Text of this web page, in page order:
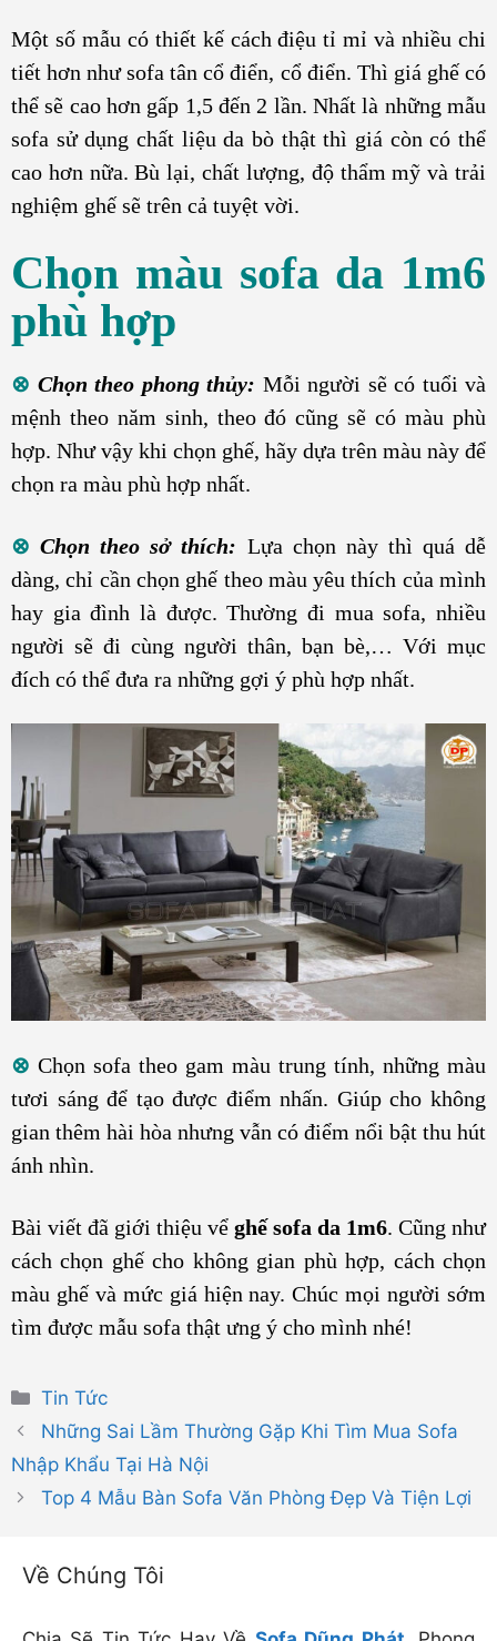
Một số mẫu có thiết kế cách điệu tỉ mỉ và nhiều chi
tiết hơn như sofa tân cổ điển, cổ điển. Thì giá ghế có
thể sẽ cao hơn gấp 1,5 đến 2 lần. Nhất là những mẫu
sofa sử dụng chất liệu da bò thật thì giá còn có thể
cao hơn nữa. Bù lại, chất lượng, độ thẩm mỹ và trải
nghiệm ghế sẽ trên cả tuyệt vời.
Chọn màu sofa da 1m6
phù hợp
⊗ Chọn theo phong thủy: Mỗi người sẽ có tuổi và
mệnh theo năm sinh, theo đó cũng sẽ có màu phù
hợp. Như vậy khi chọn ghế, hãy dựa trên màu này để
chọn ra màu phù hợp nhất.
⊗ Chọn theo sở thích: Lựa chọn này thì quá dễ
dàng, chỉ cần chọn ghế theo màu yêu thích của mình
hay gia đình là được. Thường đi mua sofa, nhiều
người sẽ đi cùng người thân, bạn bè,… Với mục
đích có thể đưa ra những gợi ý phù hợp nhất.
⊗ Chọn sofa theo gam màu trung tính, những màu
tươi sáng để tạo được điểm nhấn. Giúp cho không
gian thêm hài hòa nhưng vẫn có điểm nổi bật thu hút
ánh nhìn.
Bài viết đã giới thiệu vể ghế sofa da 1m6. Cũng như
cách chọn ghế cho không gian phù hợp, cách chọn
màu ghế và mức giá hiện nay. Chúc mọi người sớm
tìm được mẫu sofa thật ưng ý cho mình nhé!
Danh
mục
Tin Tức
Những Sai Lầm Thường Gặp Khi Tìm Mua Sofa
Nhập Khẩu Tại Hà Nội
Top 4 Mẫu Bàn Sofa Văn Phòng Đẹp Và Tiện Lợi
Về Chúng Tôi